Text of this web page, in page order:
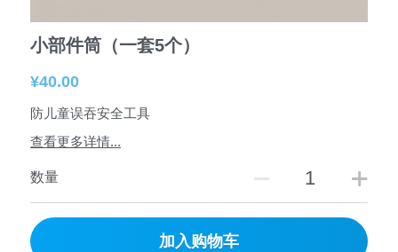
小部件筒（一套5个）
¥40.00
防儿童误吞安全工具
查看更多详情...
数量
加入购物车